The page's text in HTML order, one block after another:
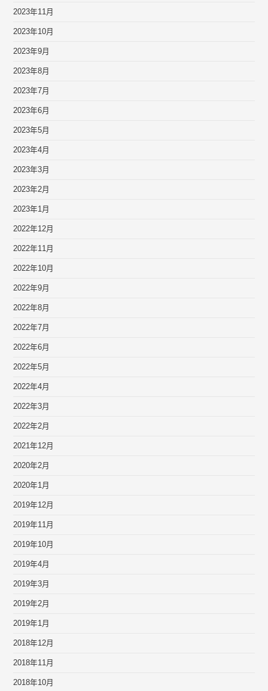
2023年11月
2023年10月
2023年9月
2023年8月
2023年7月
2023年6月
2023年5月
2023年4月
2023年3月
2023年2月
2023年1月
2022年12月
2022年11月
2022年10月
2022年9月
2022年8月
2022年7月
2022年6月
2022年5月
2022年4月
2022年3月
2022年2月
2021年12月
2020年2月
2020年1月
2019年12月
2019年11月
2019年10月
2019年4月
2019年3月
2019年2月
2019年1月
2018年12月
2018年11月
2018年10月